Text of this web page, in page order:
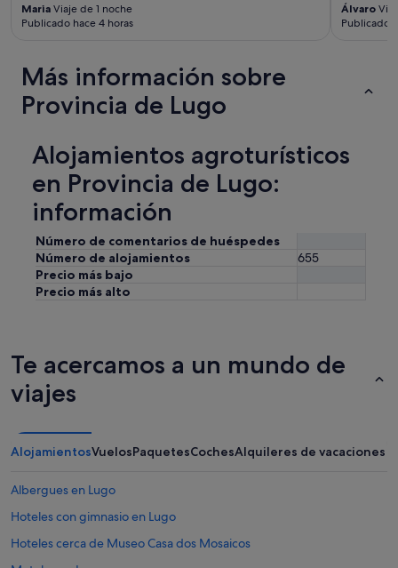
Maria Viaje de 1 noche
Publicado hace 4 horas
Álvaro
Publicado
Más información sobre
Provincia de Lugo
Alojamientos agroturísticos
en Provincia de Lugo:
información
Número de comentarios de huéspedes
Número de alojamientos
655
Precio más bajo
Precio más alto
Te acercamos a un mundo de
viajes
AlojamientosVuelosPaquetesCochesAlquileres de vacaciones
Albergues en Lugo
Hoteles con gimnasio en Lugo
Hoteles cerca de Museo Casa dos Mosaicos